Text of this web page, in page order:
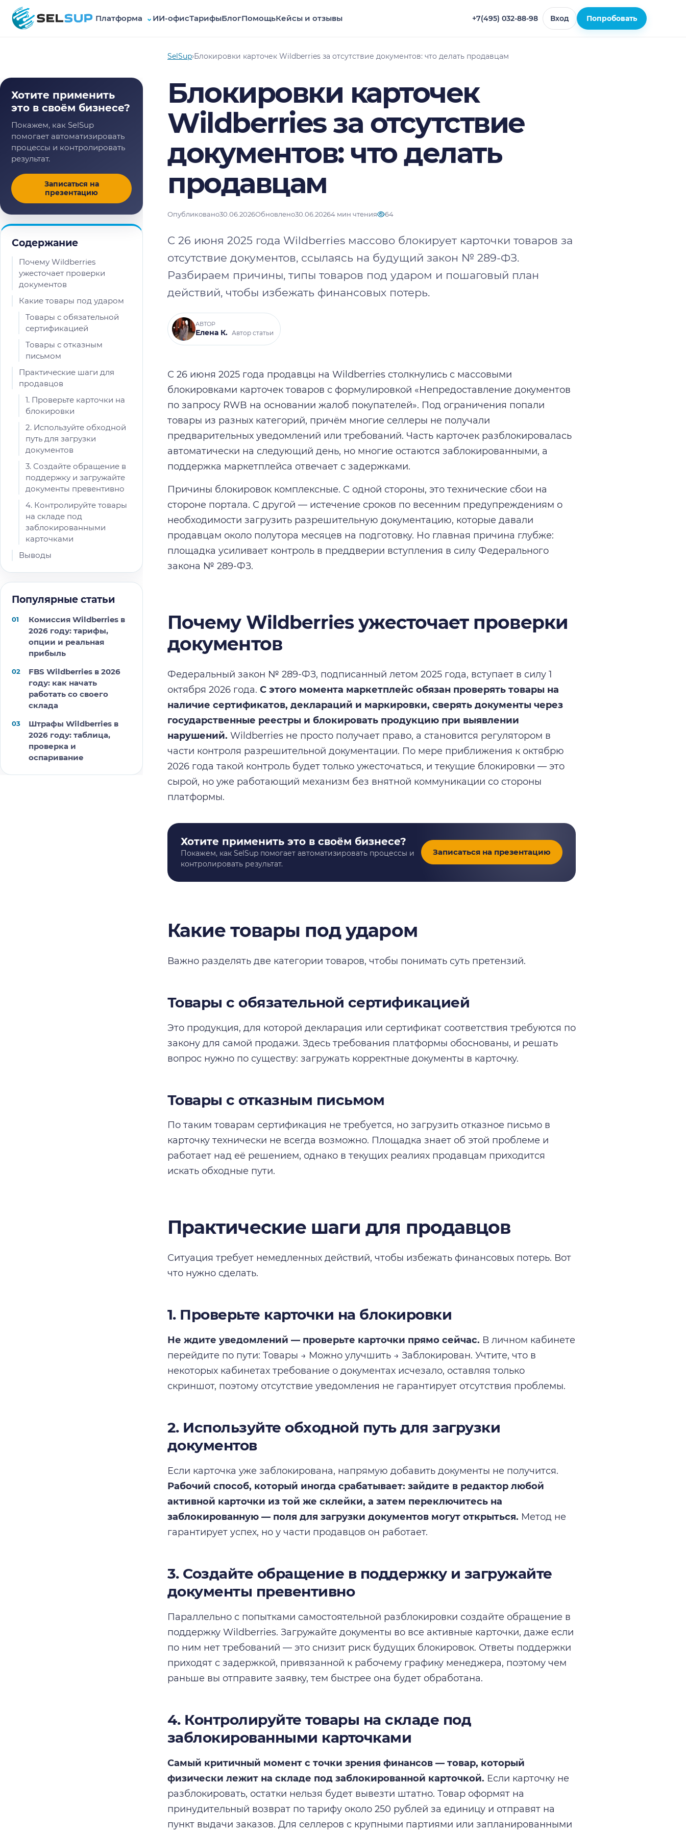
SelSup Платформа ⌄ ИИ-офисТарифыБлогПомощьКейсы и отзывы +7(495) 032-88-98 Вход Попробовать
SelSup›Блокировки карточек Wildberries за отсутствие документов: что делать продавцам
Блокировки карточек
Wildberries за отсутствие
документов: что делать
продавцам
Опубликовано30.06.2026Обновлено30.06.20264 мин чтения 64
С 26 июня 2025 года Wildberries массово блокирует карточки товаров за
отсутствие документов, ссылаясь на будущий закон № 289-ФЗ.
Разбираем причины, типы товаров под ударом и пошаговый план
действий, чтобы избежать финансовых потерь.
АВТОР
Елена К. Автор статьи
Содержание
Почему Wildberries
ужесточает проверки
документов
Какие товары под ударом
Товары с обязательной
сертификацией
Товары с отказным
письмом
Практические шаги для
продавцов
1. Проверьте карточки на
блокировки
2. Используйте обходной
путь для загрузки
документов
3. Создайте обращение в
поддержку и загружайте
документы превентивно
4. Контролируйте товары
на складе под
заблокированными
карточками
Выводы
Популярные статьи
Комиссия Wildberries в
2026 году: тарифы,
опции и реальная
прибыль
FBS Wildberries в 2026
году: как начать
работать со своего
склада
Штрафы Wildberries в
2026 году: таблица,
проверка и
оспаривание
Хотите применить
это в своём бизнесе?
Покажем, как SelSup
помогает автоматизировать
процессы и контролировать
результат.
Записаться на
презентацию
С 26 июня 2025 года продавцы на Wildberries столкнулись с массовыми
блокировками карточек товаров с формулировкой «Непредоставление документов
по запросу RWB на основании жалоб покупателей». Под ограничения попали
товары из разных категорий, причём многие селлеры не получали
предварительных уведомлений или требований. Часть карточек разблокировалась
автоматически на следующий день, но многие остаются заблокированными, а
поддержка маркетплейса отвечает с задержками.
Причины блокировок комплексные. С одной стороны, это технические сбои на
стороне портала. С другой — истечение сроков по весенним предупреждениям о
необходимости загрузить разрешительную документацию, которые давали
продавцам около полутора месяцев на подготовку. Но главная причина глубже:
площадка усиливает контроль в преддверии вступления в силу Федерального
закона № 289-ФЗ.
Почему Wildberries ужесточает проверки
документов
Федеральный закон № 289-ФЗ, подписанный летом 2025 года, вступает в силу 1
октября 2026 года. С этого момента маркетплейс обязан проверять товары на
наличие сертификатов, деклараций и маркировки, сверять документы через
государственные реестры и блокировать продукцию при выявлении
нарушений. Wildberries не просто получает право, а становится регулятором в
части контроля разрешительной документации. По мере приближения к октябрю
2026 года такой контроль будет только ужесточаться, и текущие блокировки — это
сырой, но уже работающий механизм без внятной коммуникации со стороны
платформы.
Хотите применить это в своём бизнесе?
Покажем, как SelSup помогает автоматизировать процессы и
контролировать результат.
Записаться на презентацию
Какие товары под ударом
Важно разделять две категории товаров, чтобы понимать суть претензий.
Товары с обязательной сертификацией
Это продукция, для которой декларация или сертификат соответствия требуются по
закону для самой продажи. Здесь требования платформы обоснованы, и решать
вопрос нужно по существу: загружать корректные документы в карточку.
Товары с отказным письмом
По таким товарам сертификация не требуется, но загрузить отказное письмо в
карточку технически не всегда возможно. Площадка знает об этой проблеме и
работает над её решением, однако в текущих реалиях продавцам приходится
искать обходные пути.
Практические шаги для продавцов
Ситуация требует немедленных действий, чтобы избежать финансовых потерь. Вот
что нужно сделать.
1. Проверьте карточки на блокировки
Не ждите уведомлений — проверьте карточки прямо сейчас. В личном кабинете
перейдите по пути: Товары → Можно улучшить → Заблокирован. Учтите, что в
некоторых кабинетах требование о документах исчезало, оставляя только
скриншот, поэтому отсутствие уведомления не гарантирует отсутствия проблемы.
2. Используйте обходной путь для загрузки
документов
Если карточка уже заблокирована, напрямую добавить документы не получится.
Рабочий способ, который иногда срабатывает: зайдите в редактор любой
активной карточки из той же склейки, а затем переключитесь на
заблокированную — поля для загрузки документов могут открыться. Метод не
гарантирует успех, но у части продавцов он работает.
3. Создайте обращение в поддержку и загружайте
документы превентивно
Параллельно с попытками самостоятельной разблокировки создайте обращение в
поддержку Wildberries. Загружайте документы во все активные карточки, даже если
по ним нет требований — это снизит риск будущих блокировок. Ответы поддержки
приходят с задержкой, привязанной к рабочему графику менеджера, поэтому чем
раньше вы отправите заявку, тем быстрее она будет обработана.
4. Контролируйте товары на складе под
заблокированными карточками
Самый критичный момент с точки зрения финансов — товар, который
физически лежит на складе под заблокированной карточкой. Если карточку не
разблокировать, остатки нельзя будет вывезти штатно. Товар оформят на
принудительный возврат по тарифу около 250 рублей за единицу и отправят на
пункт выдачи заказов. Для селлеров с крупными партиями или запланированными